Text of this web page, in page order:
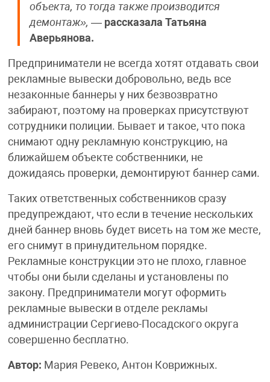
объекта, то тогда также производится
демонтаж», —рассказала Татьяна
Аверьянова.
Предприниматели не всегда хотят отдавать свои
рекламные вывески добровольно, ведь все
незаконные баннеры у них безвозвратно
забирают, поэтому на проверках присутствуют
сотрудники полиции. Бывает и такое, что пока
снимают одну рекламную конструкцию, на
ближайшем объекте собственники, не
дожидаясь проверки, демонтируют баннер сами.
Таких ответственных собственников сразу
предупреждают, что если в течение нескольких
дней баннер вновь будет висеть на том же месте,
его снимут в принудительном порядке.
Рекламные конструкции это не плохо, главное
чтобы они были сделаны и установлены по
закону. Предприниматели могут оформить
рекламные вывески в отделе рекламы
администрации Сергиево-Посадского округа
совершенно бесплатно.
Автор: Мария Ревеко, Антон Коврижных.